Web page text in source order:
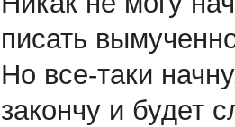
писать
Но все-таки
закончу и будет